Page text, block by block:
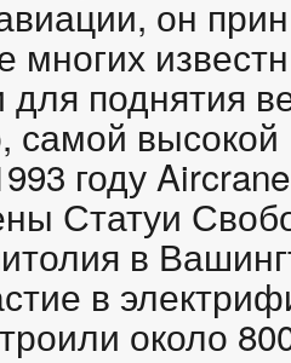
он
многих
для поднятия
самой
году
Статуи
в
в
около